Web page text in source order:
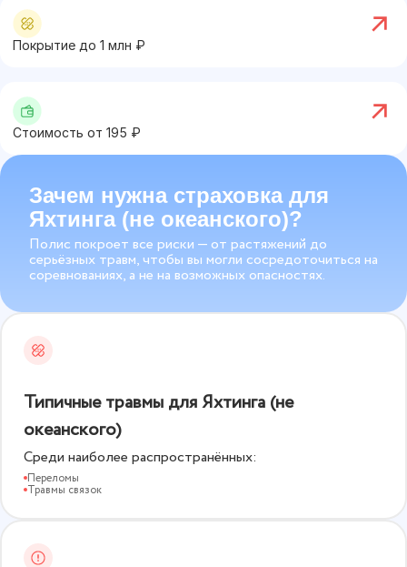
Покрытие до 1 млн ₽
Стоимость от 195 ₽
Типичные травмы для Яхтинга (не
океанского)
Среди наиболее распространённых:
Переломы
Травмы связок
Зачем нужна страховка для
Яхтинга (не океанского)?
Полис покроет все риски — от растяжений до
серьёзных травм, чтобы вы могли сосредоточиться на
соревнованиях, а не на возможных опасностях.